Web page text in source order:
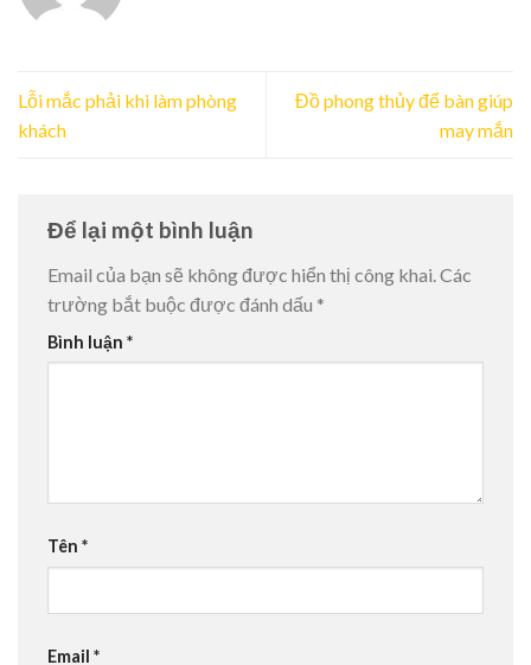
Lỗi mắc phải khi làm phòng
khách
Đồ phong thủy để bàn giúp
may mắn
Để lại một bình luận
Email của bạn sẽ không được hiển thị công khai. Các
trường bắt buộc được đánh dấu *
Bình luận *
Tên *
Email *